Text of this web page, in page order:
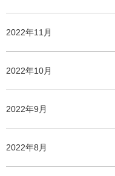
2022年11月
2022年10月
2022年9月
2022年8月